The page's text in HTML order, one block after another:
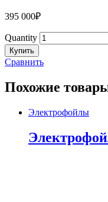
395 000₽
Quantity
Купить
Сравнить
Похожие
Электрофойлы